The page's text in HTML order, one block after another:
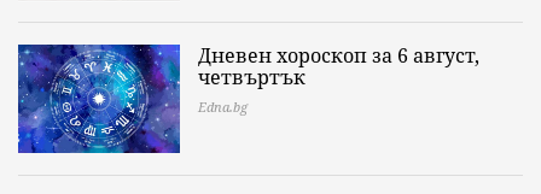
Дневен хороскоп за 6 август,
четвъртък
Edna.bg